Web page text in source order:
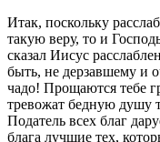
Итак, поскольку
такую веру, то и
сказал Иисус
быть, не дерзавшему и
чадо! Прощаются тебе
тревожат бедную душу
Податель всех благ
блага лучшие тех,